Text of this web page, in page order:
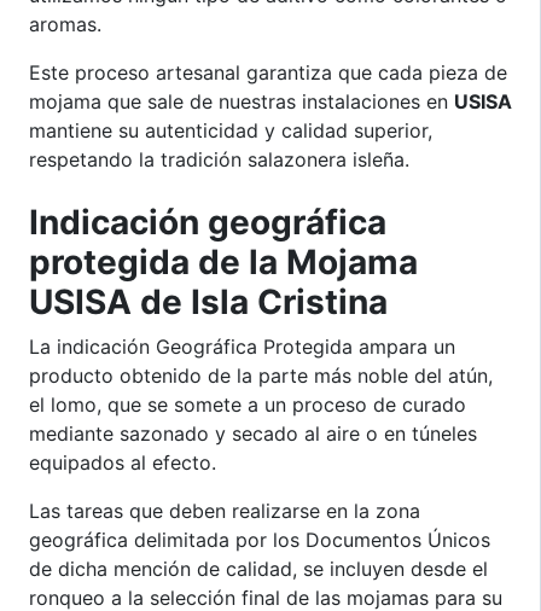
aromas.
Este proceso artesanal garantiza que cada pieza de
mojama que sale de nuestras instalaciones en USISA
mantiene su autenticidad y calidad superior,
respetando la tradición salazonera isleña.
Indicación geográfica
protegida de la Mojama
USISA de Isla Cristina
La indicación Geográfica Protegida ampara un
producto obtenido de la parte más noble del atún,
el lomo, que se somete a un proceso de curado
mediante sazonado y secado al aire o en túneles
equipados al efecto.
Las tareas que deben realizarse en la zona
geográfica delimitada por los Documentos Únicos
de dicha mención de calidad, se incluyen desde el
ronqueo a la selección final de las mojamas para su